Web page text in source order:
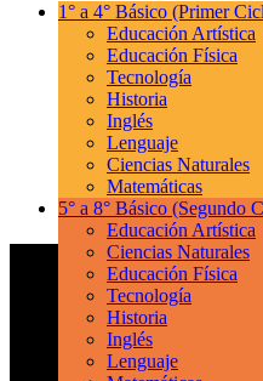
1° a 4° Básico (Primer
Educación Artística
Educación Física
Tecnología
Historia
Inglés
Lenguaje
Ciencias Naturales
Matemáticas
5° a 8° Básico (Segundo
Educación Artística
Ciencias Naturales
Educación Física
Tecnología
Historia
Inglés
Lenguaje